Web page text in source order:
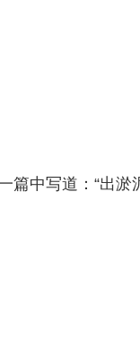
篇中写道：“出